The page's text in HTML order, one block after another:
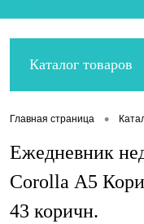
Каталог товаров
Главная страница •
Ежедневник
Corolla А5
43 коричн.